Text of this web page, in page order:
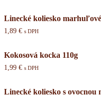
Linecké koliesko
1,89 € s DPH
Kokosová kocka 110g
1,99 € s DPH
Linecké koliesko s ovocnou